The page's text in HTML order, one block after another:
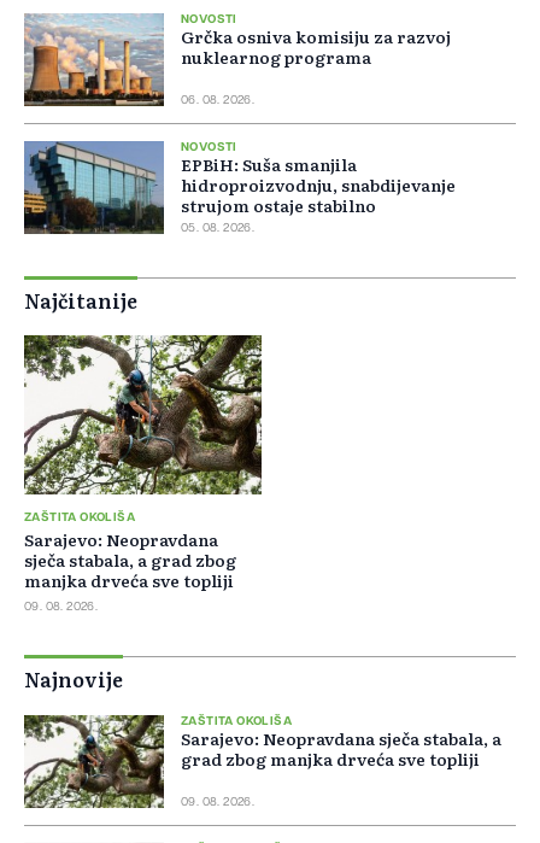
NOVOSTI
Grčka osniva komisiju za razvoj
nuklearnog programa
06. 08. 2026.
NOVOSTI
EPBiH: Suša smanjila
hidroproizvodnju, snabdijevanje
strujom ostaje stabilno
05. 08. 2026.
Najčitanije
ZAŠTITA OKOLIŠA
Sarajevo: Neopravdana
sječa stabala, a grad zbog
manjka drveća sve topliji
09. 08. 2026.
Najnovije
ZAŠTITA OKOLIŠA
Sarajevo: Neopravdana sječa stabala, a
grad zbog manjka drveća sve topliji
09. 08. 2026.